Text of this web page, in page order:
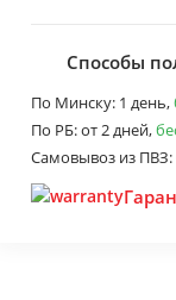
Способы
По Минску: 1 день,
По РБ:от 2 дней,
Самовывоз из ПВЗ: